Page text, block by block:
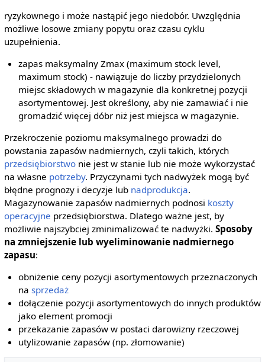
ryzykownego i może nastąpić jego niedobór. Uwzględnia
możliwe losowe zmiany popytu oraz czasu cyklu
uzupełnienia.
zapas maksymalny Zmax (maximum stock level,
maximum stock) - nawiązuje do liczby przydzielonych
miejsc składowych w magazynie dla konkretnej pozycji
asortymentowej. Jest określony, aby nie zamawiać i nie
gromadzić więcej dóbr niż jest miejsca w magazynie.
Przekroczenie poziomu maksymalnego prowadzi do
powstania zapasów nadmiernych, czyli takich, których
przedsiębiorstwonie jest w stanie lub nie może wykorzystać
na własne potrzeby. Przyczynami tych nadwyżek mogą być
błędne prognozy i decyzje lub nadprodukcja.
Magazynowanie zapasów nadmiernych podnosi koszty
operacyjne przedsiębiorstwa. Dlatego ważne jest, by
możliwie najszybciej zminimalizować te nadwyżki. Sposoby
na zmniejszenie lub wyeliminowanie nadmiernego
zapasu:
obniżenie ceny pozycji asortymentowych przeznaczonych
nasprzedaż
dołączenie pozycji asortymentowych do innych produktów
jako element promocji
przekazanie zapasów w postaci darowizny rzeczowej
utylizowanie zapasów (np. złomowanie)